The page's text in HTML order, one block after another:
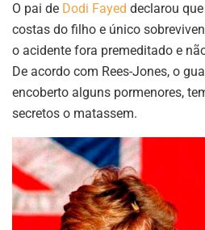
O pai de Dodi Fayed declarou
costas do filho e único
o acidente fora premeditado e
De acordo com Rees-Jones, o
encoberto alguns pormenores,
secretos o matassem.